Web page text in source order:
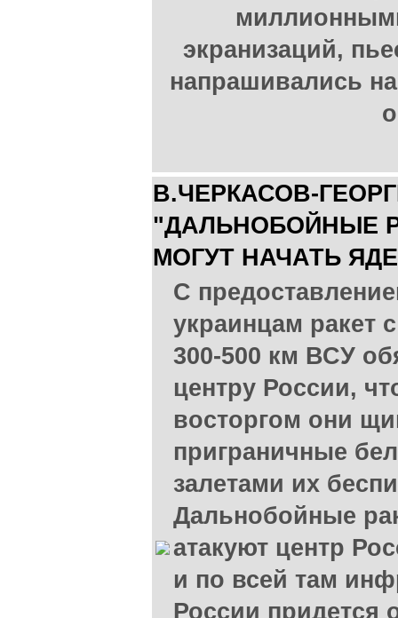
экранизаций,
напрашивались
В.ЧЕРКАСОВ-
"ДАЛЬНОБОЙНЫЕ
МОГУТ НАЧАТЬ
C
украинцам ракет
300-500 км ВСУ
центру России,
восторгом они
приграничные
залетами их
Дальнобойные
атакуют центр
и по всей там
России придется